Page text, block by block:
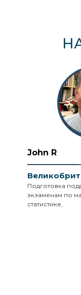
John R
Подготовка
экзаменам по
статистике,